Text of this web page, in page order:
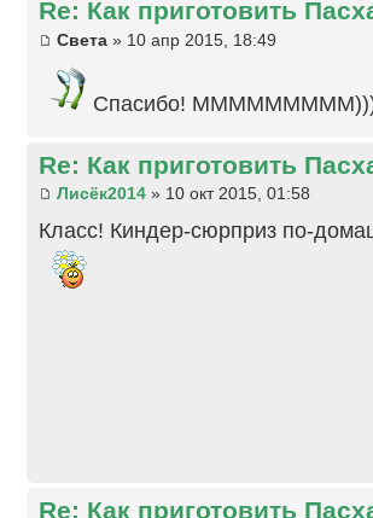
Re: Как приготовить
Света » 10 апр 2015, 18:49
Спасибо!
Re: Как приготовить
Лисёк2014 » 10 окт 2015, 01:58
Класс! Киндер-сюрприз по-
Re: Как приготовить